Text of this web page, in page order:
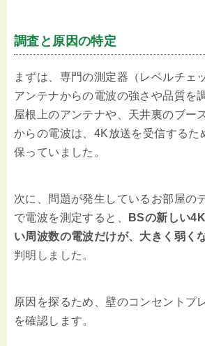
調査と原因の特定
まずは、専門の測定器（レベルチェ
アンテナからの電波の強さや品質を
屋根上のアンテナや、天井裏のブー
からの電波は、4K放送を受信するた
保っていました。
次に、問題が発生しているお部屋の
で電波を測定すると、
BSの新しい
い周波数の電波だけが、大きく弱く
判明しました。
原因を探るため、壁のコンセントプ
を確認します。